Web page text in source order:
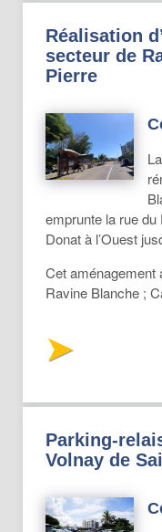
Réalisation
secteur de
Pierre
emprunte la rue
Donat à l’Ouest
Cet aménagement
Ravine Blanche ;
Parking-
Volnay de